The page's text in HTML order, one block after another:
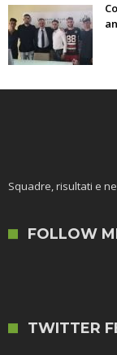
Squadre, risultati e
FOLLOW
TWITTER